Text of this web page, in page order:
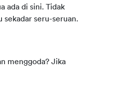
ada di sini. Tidak
sekadar seru-seruan.
menggoda? Jika